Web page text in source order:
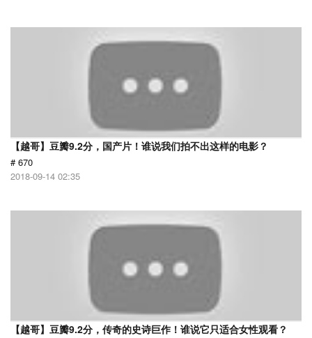
【越哥】豆瓣9.2分，国产片！谁说我们拍不出这样的电影？
# 670
2018-09-14 02:35
【越哥】豆瓣9.2分，传奇的史诗巨作！谁说它只适合女性观看？